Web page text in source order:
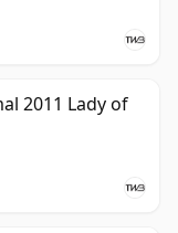
2011 Lady of